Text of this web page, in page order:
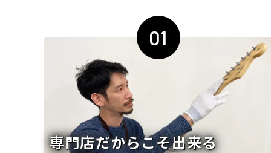
01
専門店だからこそ出来る